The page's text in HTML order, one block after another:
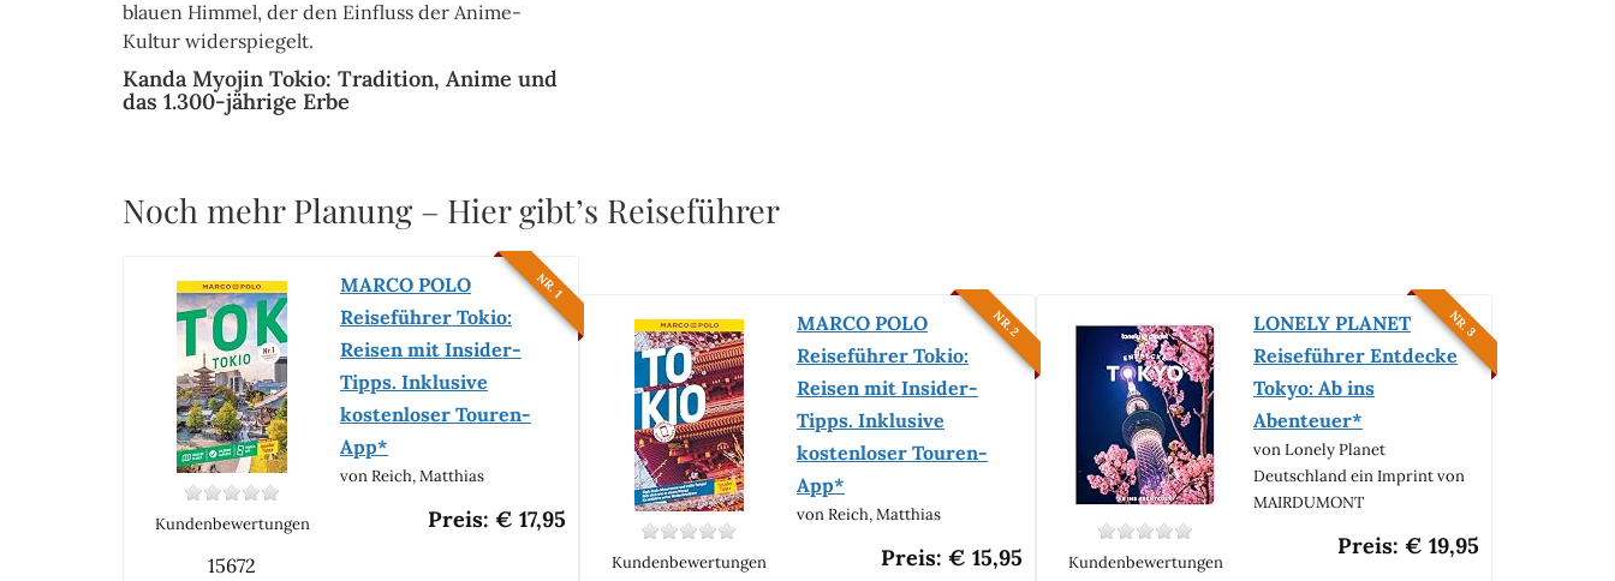
Kanda Myojin Tokio: Tradition, Anime und
das 1.300-jährige Erbe
Noch mehr Planung – Hier gibt’s Reiseführer
NR. 1
Kundenbewertungen
15672
MARCO POLO
Reiseführer Tokio:
Reisen mit Insider-
Tipps. Inklusive
kostenloser Touren-
App*
von Reich, Matthias
Preis: € 17,95
NR. 2
Kundenbewertungen
MARCO POLO
Reiseführer Tokio:
Reisen mit Insider-
Tipps. Inklusive
kostenloser Touren-
App*
von Reich, Matthias
Preis: € 15,95
NR. 3
Kundenbewertungen
LONELY PLANET
Reiseführer Entdecke
Tokyo: Ab ins
Abenteuer*
von Lonely Planet
Deutschland ein Imprint von
MAIRDUMONT
Preis: € 19,95